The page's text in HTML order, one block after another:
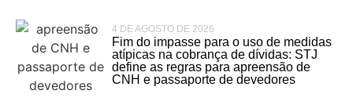
4 DE AGOSTO DE 2026
Fim do impasse para o uso de medidas
atípicas na cobrança de dívidas: STJ
define as regras para apreensão de
CNH e passaporte de devedores